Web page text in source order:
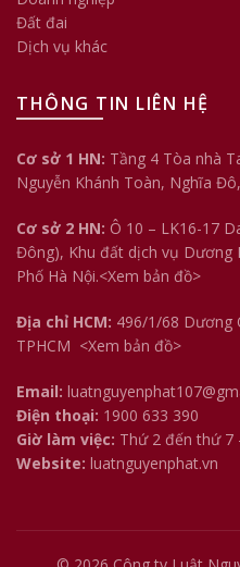
Đất đai
Dịch vụ khác
THÔNG TIN LIÊN HỆ
Cơ sở 1 HN: Tầng 4 Tòa nhà
Nguyễn Khánh Toàn, Nghĩa
Cơ sở 2 HN: Ô 10 – LK16-17
Đông), Khu đất dịch vụ Dương
Phố Hà Nội.<Xem bản đồ>
Địa chỉ HCM: 496/1/68 Dương
TPHCM <Xem bản đồ>
Email:
Điện thoại: 1900 633 390
Giờ làm việc: Thứ 2 đến thứ 7
Website: luatnguyenphat.vn